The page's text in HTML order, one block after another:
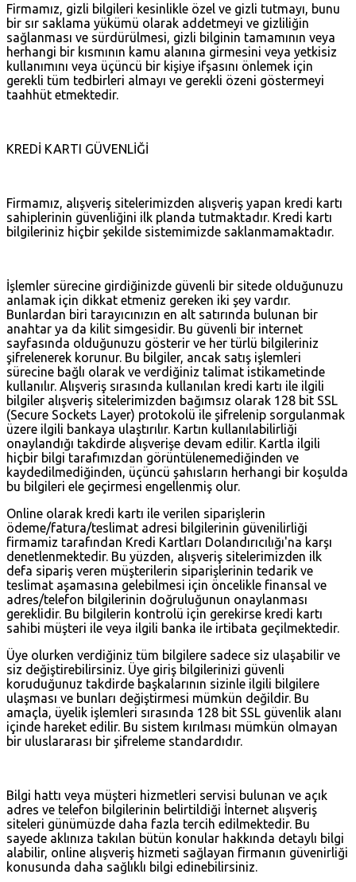
Firmamız, gizli bilgileri kesinlikle özel ve gizli tutmayı, bunu
bir sır saklama yükümü olarak addetmeyi ve gizliliğin
sağlanması ve sürdürülmesi, gizli bilginin tamamının veya
herhangi bir kısmının kamu alanına girmesini veya yetkisiz
kullanımını veya üçüncü bir kişiye ifşasını önlemek için
gerekli tüm tedbirleri almayı ve gerekli özeni göstermeyi
taahhüt etmektedir.
KREDİ KARTI GÜVENLİĞİ
Firmamız, alışveriş sitelerimizden alışveriş yapan kredi kartı
sahiplerinin güvenliğini ilk planda tutmaktadır. Kredi kartı
bilgileriniz hiçbir şekilde sistemimizde saklanmamaktadır.
İşlemler sürecine girdiğinizde güvenli bir sitede olduğunuzu
anlamak için dikkat etmeniz gereken iki şey vardır.
Bunlardan biri tarayıcınızın en alt satırında bulunan bir
anahtar ya da kilit simgesidir. Bu güvenli bir internet
sayfasında olduğunuzu gösterir ve her türlü bilgileriniz
şifrelenerek korunur. Bu bilgiler, ancak satış işlemleri
sürecine bağlı olarak ve verdiğiniz talimat istikametinde
kullanılır. Alışveriş sırasında kullanılan kredi kartı ile ilgili
bilgiler alışveriş sitelerimizden bağımsız olarak 128 bit SSL
(Secure Sockets Layer) protokolü ile şifrelenip sorgulanmak
üzere ilgili bankaya ulaştırılır. Kartın kullanılabilirliği
onaylandığı takdirde alışverişe devam edilir. Kartla ilgili
hiçbir bilgi tarafımızdan görüntülenemediğinden ve
kaydedilmediğinden, üçüncü şahısların herhangi bir koşulda
bu bilgileri ele geçirmesi engellenmiş olur.
Online olarak kredi kartı ile verilen siparişlerin
ödeme/fatura/teslimat adresi bilgilerinin güvenilirliği
firmamiz tarafından Kredi Kartları Dolandırıcılığı'na karşı
denetlenmektedir. Bu yüzden, alışveriş sitelerimizden ilk
defa sipariş veren müşterilerin siparişlerinin tedarik ve
teslimat aşamasına gelebilmesi için öncelikle finansal ve
adres/telefon bilgilerinin doğruluğunun onaylanması
gereklidir. Bu bilgilerin kontrolü için gerekirse kredi kartı
sahibi müşteri ile veya ilgili banka ile irtibata geçilmektedir.
Üye olurken verdiğiniz tüm bilgilere sadece siz ulaşabilir ve
siz değiştirebilirsiniz. Üye giriş bilgilerinizi güvenli
koruduğunuz takdirde başkalarının sizinle ilgili bilgilere
ulaşması ve bunları değiştirmesi mümkün değildir. Bu
amaçla, üyelik işlemleri sırasında 128 bit SSL güvenlik alanı
içinde hareket edilir. Bu sistem kırılması mümkün olmayan
bir uluslararası bir şifreleme standardıdır.
Bilgi hattı veya müşteri hizmetleri servisi bulunan ve açık
adres ve telefon bilgilerinin belirtildiği İnternet alışveriş
siteleri günümüzde daha fazla tercih edilmektedir. Bu
sayede aklınıza takılan bütün konular hakkında detaylı bilgi
alabilir, online alışveriş hizmeti sağlayan firmanın güvenirliği
konusunda daha sağlıklı bilgi edinebilirsiniz.